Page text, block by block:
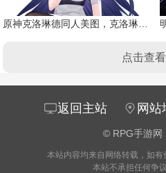
原神克洛琳德同人美图，克洛琳德战败会怎样
点击查
返回主站 网站
© RPG手游网
本站内容均来自网络转载，如有
本站不承担任何争